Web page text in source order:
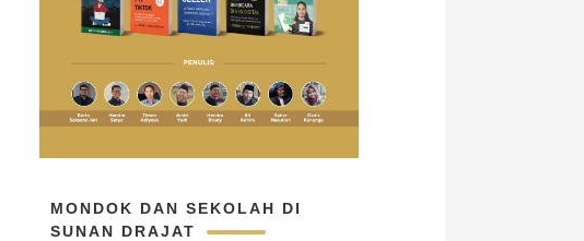
MONDOK DAN SEKOLAH DI
SUNAN DRAJAT